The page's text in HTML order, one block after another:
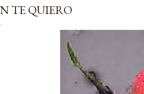
TE QUIERO